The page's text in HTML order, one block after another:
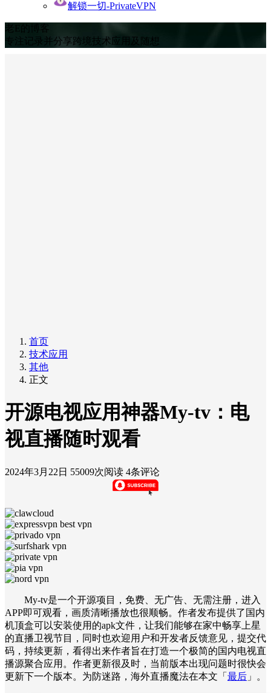
解锁一切-PrivateVPN
老E的博客
专注记录并分享跨境技术应用及随想
首页
技术应用
其他
正文
开源电视应用神器My-tv：电
视直播随时观看
2024年3月22日 55009次阅读 4条评论
My-tv是一个开源项目，免费、无广告、无需注册，进入
APP即可观看，画质清晰播放也很顺畅。作者发布提供了国内
机顶盒可以安装使用的apk文件，让我们能够在家中畅享上星
的直播卫视节目，同时也欢迎用户和开发者反馈意见，提交代
码，持续更新，看得出来作者旨在打造一个极简的国内电视直
播源聚合应用。作者更新很及时，当前版本出现问题时很快会
更新下一个版本。为防迷路，海外直播魔法在本文「 最后 」。